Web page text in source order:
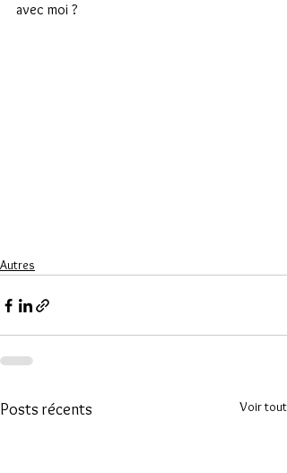
avec moi ?
Autres
Posts récents Voir tout